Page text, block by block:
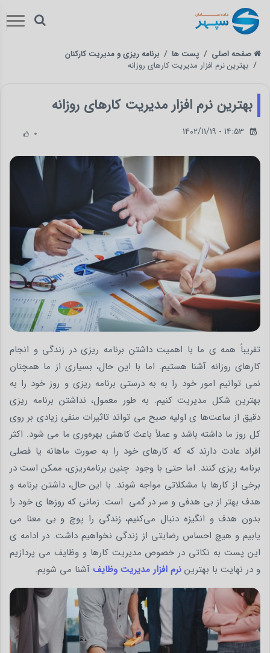
صفحه اصلی پست ها
برنامه ریزی و مدیریت کارکنان
بهترین نرم افزار مدیریت کارهای روزانه
بهترین نرم افزار مدیریت کارهای روزانه
0 1402/11/19 - 14:53
تقریباً همه ‌ی ما با اهمیت داشتن برنامه ریزی در زندگی و انجام
کارهای روزانه آشنا هستیم. اما با این حال، بسیاری از ما همچنان
نمی توانیم امور خود را به به درستی برنامه‌ ریزی و روز خود را به
بهترین شکل مدیریت کنیم. به طور معمول، نداشتن برنامه ریزی
دقیق از ساعت‌ها ی اولیه صبح می ‌تواند تاثیرات منفی زیادی بر روی
کل روز ما داشته باشد و عملاً باعث کاهش بهره‌وری ما می ‌شود. اکثر
افراد عادت دارند که که کارهای خود را به صورت ماهانه یا فصلی
برنامه ‌ریزی کنند. اما حتی با وجود چنین برنامه‌ریزی، ممکن است در
برخی از کارها با مشکلاتی مواجه شوند. با این حال، داشتن برنامه و
هدف بهتر از بی ‌هدفی و سر در گمی است. زمانی که روزها ی خود را
بدون هدف و انگیزه دنبال می‌کنیم، زندگی را پوچ و بی ‌معنا می‌
یابیم و هیچ احساس رضایتی از زندگی نخواهیم داشت. در ادامه ی
این پست به نکاتی در خصوص مدیریت کارها و وظایف می پردازیم
و در نهایت با بهترین نرم افزار مدیریت وظایف آشنا می شویم.